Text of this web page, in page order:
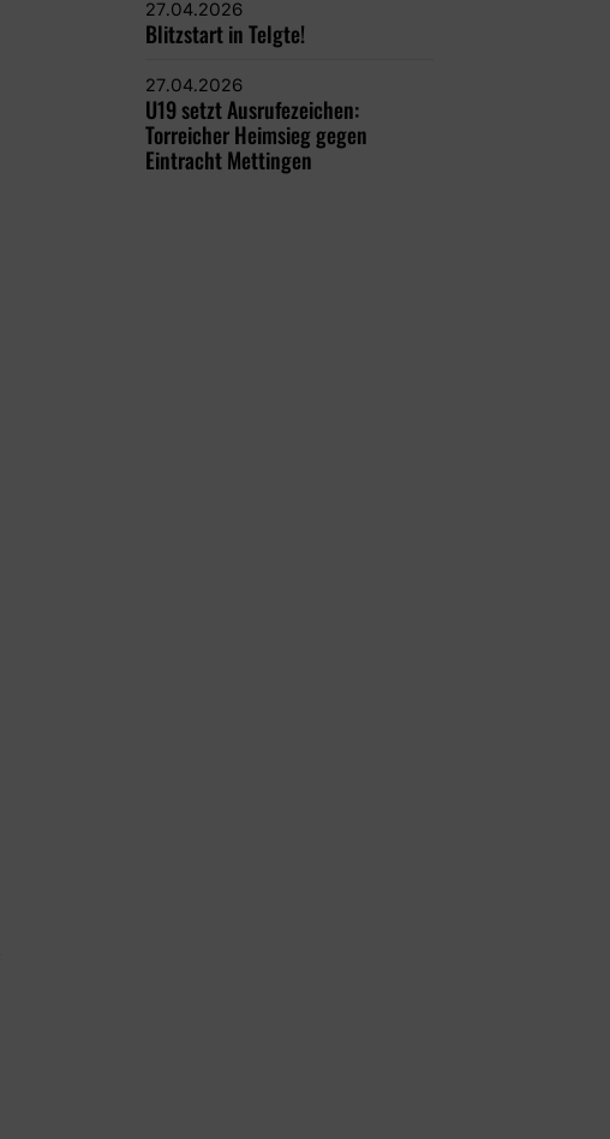
27.04.2026
Blitzstart in Telgte!
27.04.2026
U19 setzt Ausrufezeichen:
Torreicher Heimsieg gegen
Eintracht Mettingen